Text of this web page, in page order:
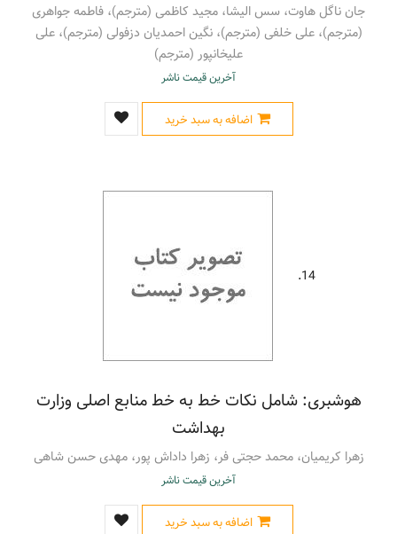
جان ناگل هاوت، سس الیشا، مجید کاظمی (مترجم)، فاطمه جواهری
(مترجم)، علی خلفی (مترجم)، نگین احمدیان دزفولی (مترجم)، علی
علیخانپور (مترجم)
آخرین قیمت ناشر
اضافه به سبد خرید
14.
هوشبری: شامل نکات خط به خط منابع اصلی وزارت
بهداشت
زهرا کریمیان، محمد حجتی فر، زهرا داداش پور، مهدی حسن شاهی
آخرین قیمت ناشر
اضافه به سبد خرید